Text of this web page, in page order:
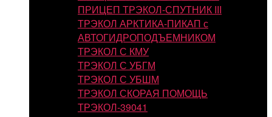
ПРИЦЕП ТРЭКОЛ-СПУТНИК III
ТРЭКОЛ АРКТИКА-ПИКАП с
АВТОГИДРОПОДЪЕМНИКОМ
ТРЭКОЛ С КМУ
ТРЭКОЛ С УБГМ
ТРЭКОЛ С УБШМ
ТРЭКОЛ СКОРАЯ ПОМОЩЬ
ТРЭКОЛ-39041